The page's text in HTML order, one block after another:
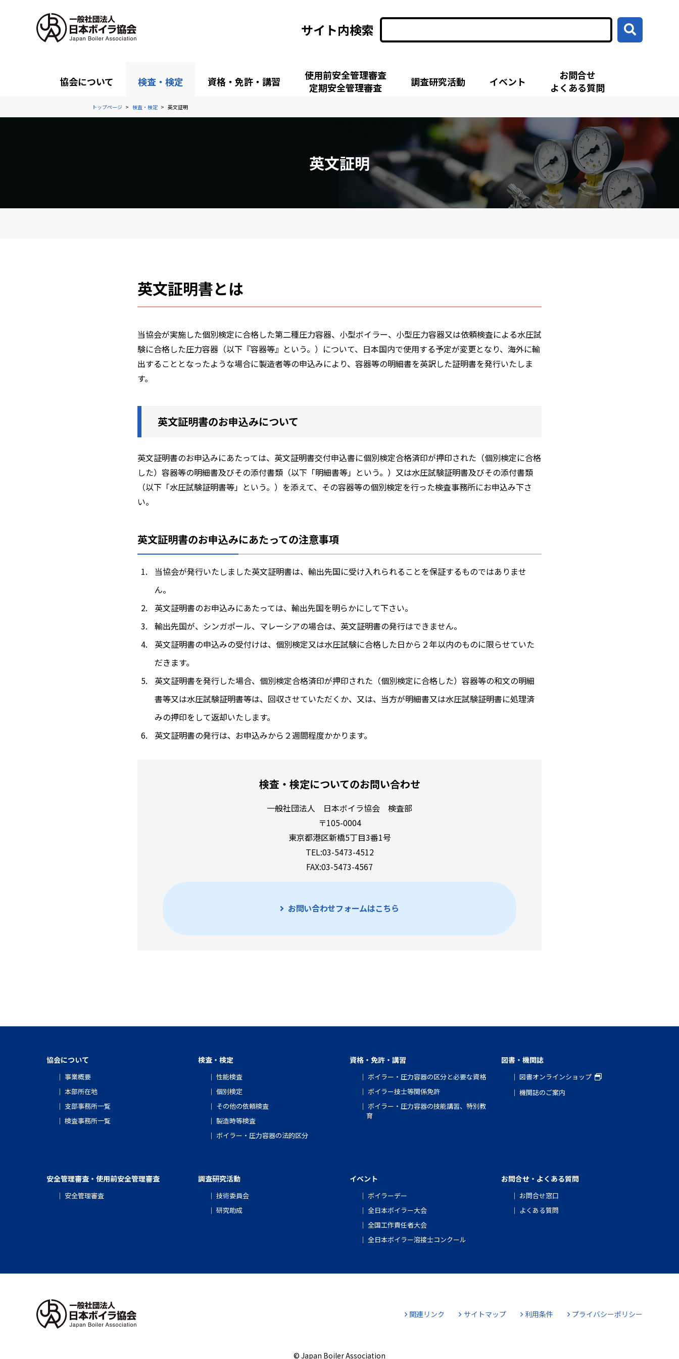
サイト内検索
協会について 検査・検定 資格・免許・講習
使用前安全管理審査
定期安全管理審査
調査研究活動 イベント
お問合せ
よくある質問
トップページ 検査・検定 英文証明
英文証明
英文証明書とは
当協会が実施した個別検定に合格した第二種圧力容器、小型ボイラー、小型圧力容器又は依頼検査による水圧試
験に合格した圧力容器（以下『容器等』という。）について、日本国内で使用する予定が変更となり、海外に輸
出することとなったような場合に製造者等の申込みにより、容器等の明細書を英訳した証明書を発行いたしま
す。
英文証明書のお申込みについて
英文証明書のお申込みにあたっては、英文証明書交付申込書に個別検定合格済印が押印された（個別検定に合格
した）容器等の明細書及びその添付書類（以下「明細書等」という。）又は水圧試験証明書及びその添付書類
（以下「水圧試験証明書等」という。）を添えて、その容器等の個別検定を行った検査事務所にお申込み下さ
い。
英文証明書のお申込みにあたっての注意事項
当協会が発行いたしました英文証明書は、輸出先国に受け入れられることを保証するものではありませ
ん。
英文証明書のお申込みにあたっては、輸出先国を明らかにして下さい。
輸出先国が、シンガポール、マレーシアの場合は、英文証明書の発行はできません。
英文証明書の申込みの受付けは、個別検定又は水圧試験に合格した日から２年以内のものに限らせていた
だきます。
英文証明書を発行した場合、個別検定合格済印が押印された（個別検定に合格した）容器等の和文の明細
書等又は水圧試験証明書等は、回収させていただくか、又は、当方が明細書又は水圧試験証明書に処理済
みの押印をして返却いたします。
英文証明書の発行は、お申込みから２週間程度かかります。
検査・検定についてのお問い合わせ
一般社団法人 日本ボイラ協会 検査部
〒105-0004
東京都港区新橋5丁目3番1号
TEL:03-5473-4512
FAX:03-5473-4567
お問い合わせフォームはこちら
協会について
事業概要
本部所在地
支部事務所一覧
検査事務所一覧
検査・検定
性能検査
個別検定
その他の依頼検査
製造時等検査
ボイラー・圧力容器の法的区分
資格・免許・講習
ボイラー・圧力容器の区分と必要な資格
ボイラー技士等関係免許
ボイラー・圧力容器の技能講習、特別教
育
図書・機関誌
図書オンラインショップ
機関誌のご案内
安全管理審査・使用前安全管理審査
安全管理審査
調査研究活動
技術委員会
研究助成
イベント
ボイラーデー
全日本ボイラー大会
全国工作責任者大会
全日本ボイラー溶接士コンクール
お問合せ・よくある質問
お問合せ窓口
よくある質問
関連リンク サイトマップ 利用条件 プライバシーポリシー
© Japan Boiler Association